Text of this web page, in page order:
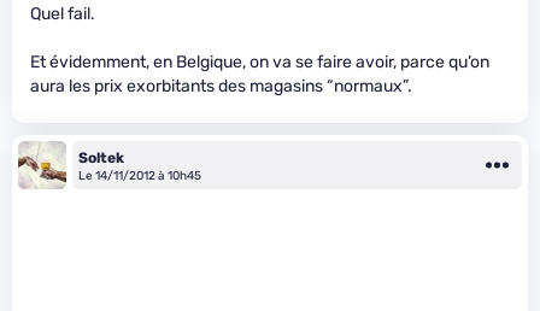
Quel fail.
Et évidemment, en Belgique, on va se faire avoir, parce qu’on
aura les prix exorbitants des magasins “normaux”.
Soltek
Le 14/11/2012 à 10h45